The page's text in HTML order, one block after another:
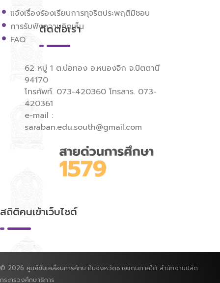
แจ้งเรื่องร้องเรียนการทุจริตประพฤติมิชอบ
การรับฟังความคิดเห็น
FAQ
ติดต่อเรา
62 หมู่ 1 ต.บ่อทอง อ.หนองจิก จ.ปัตตานี
94170
โทรศัพท์. 073-420360 โทรสาร. 073-
420361
e-mail :
saraban.edu.south@gmail.com
สถิติคนเข้าเว็บไซต์
© 2026 ศูนย์ขับเคลื่อนการศึกษาในจังหวัดชายแดนภาคใต้ สำนักงานปลัด
กระทรวงศึกษาธิการ